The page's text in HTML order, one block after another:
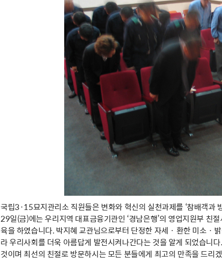
국립3·15묘지관리소 직원들은 변화와 혁신의 실천과제를 ‘참배객과
29일(금)에는 우리지역 대표금융기관인 ‘경남은행’의 영업지원부
육을 하였습니다. 박지혜 교관님으로부터 단정한 자세 · 환한 미소 ·
라 우리사회를 더욱 아름답게 발전시켜나간다는 것을 알게 되었습니
것이며 최선의 친절로 방문하시는 모든 분들에게 최고의 만족을 드리